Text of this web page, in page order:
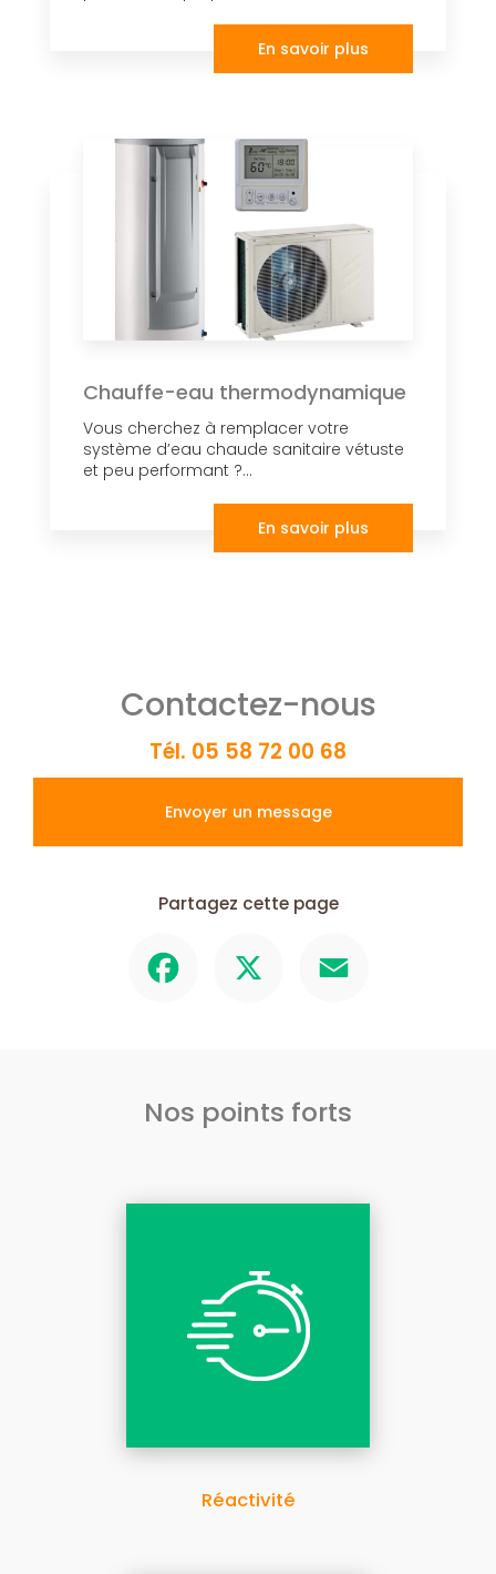
En savoir plus
Chauffe-eau thermodynamique
Vous cherchez à remplacer votre
système d’eau chaude sanitaire vétuste
et peu performant ?...
En savoir plus
Contactez-nous
Tél. 05 58 72 00 68
Envoyer un message
Partagez cette page
Nos points forts
Réactivité